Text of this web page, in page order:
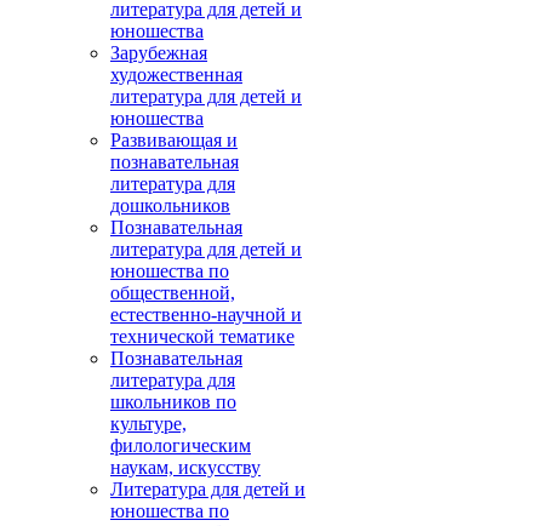
литература для детей и
юношества
Зарубежная
художественная
литература для детей и
юношества
Развивающая и
познавательная
литература для
дошкольников
Познавательная
литература для детей и
юношества по
общественной,
естественно-научной и
технической тематике
Познавательная
литература для
школьников по
культуре,
филологическим
наукам, искусству
Литература для детей и
юношества по